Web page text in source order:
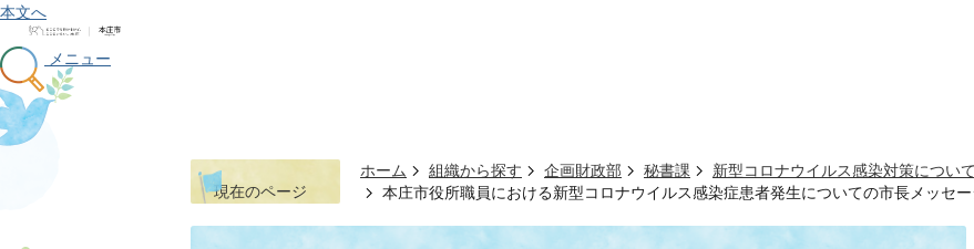
本文へ
メニュー
現在のページ
ホーム 組織から探す 企画財政部 秘書課
新型コロナウイルス感染対策につい
本庄市役所職員における新型コロナウイルス感染症患者発生についての市長メッセー